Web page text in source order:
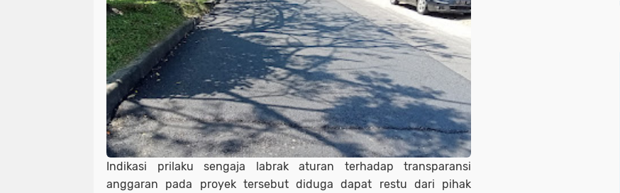
Indikasi prilaku sengaja labrak aturan terhadap transparansi
anggaran pada proyek tersebut diduga dapat restu dari pihak